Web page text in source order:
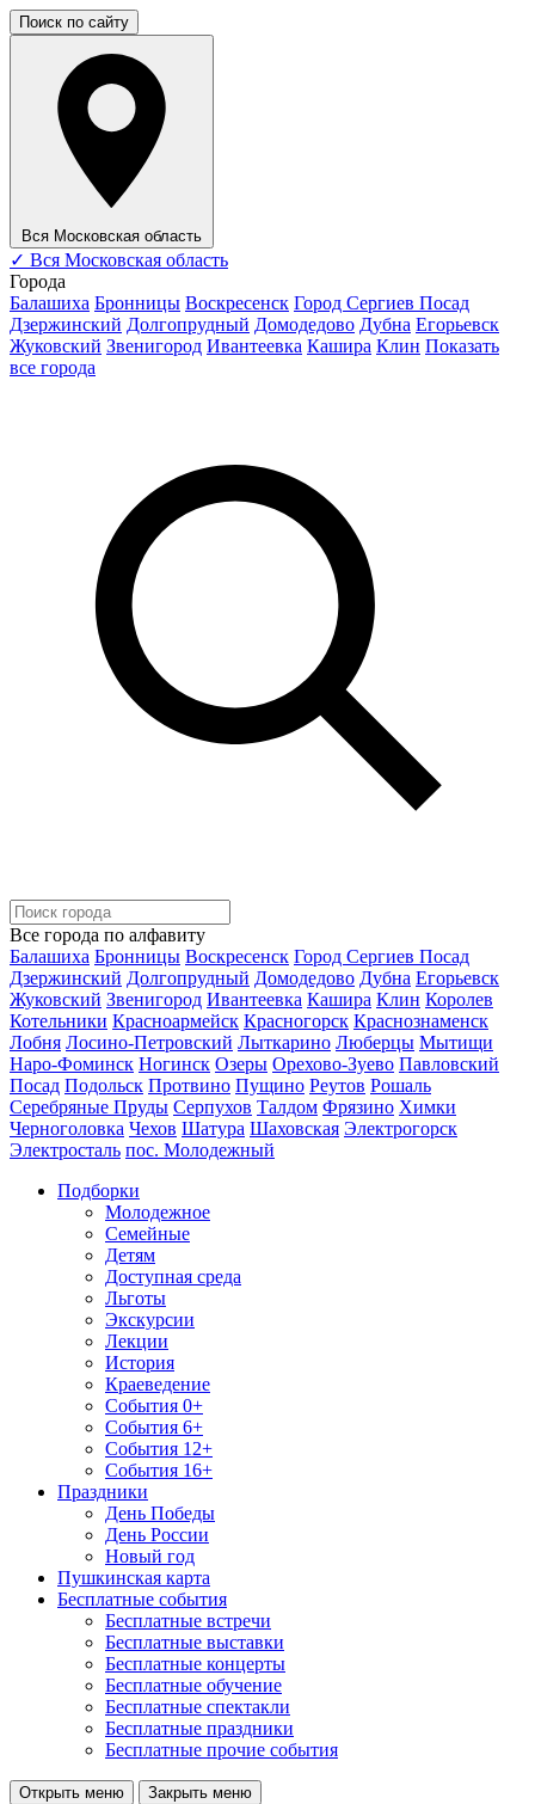
Поиск по сайту
Вся Московская область
✓ Вся Московская область
Города
Балашиха Бронницы Воскресенск Город Сергиев Посад
Дзержинский Долгопрудный Домодедово Дубна Егорьевск
Жуковский Звенигород Ивантеевка Кашира Клин Показать
все города
Все города по алфавиту
Балашиха Бронницы Воскресенск Город Сергиев Посад
Дзержинский Долгопрудный Домодедово Дубна Егорьевск
Жуковский Звенигород Ивантеевка Кашира Клин Королев
Котельники Красноармейск Красногорск Краснознаменск
Лобня Лосино-Петровский Лыткарино Люберцы Мытищи
Наро-Фоминск Ногинск Озеры Орехово-Зуево Павловский
Посад Подольск Протвино Пущино Реутов Рошаль
Серебряные Пруды Серпухов Талдом Фрязино Химки
Черноголовка Чехов Шатура Шаховская Электрогорск
Электросталь пос. Молодежный
Подборки
Молодежное
Семейные
Детям
Доступная среда
Льготы
Экскурсии
Лекции
История
Краеведение
События 0+
События 6+
События 12+
События 16+
Праздники
День Победы
День России
Новый год
Пушкинская карта
Бесплатные события
Бесплатные встречи
Бесплатные выставки
Бесплатные концерты
Бесплатные обучение
Бесплатные спектакли
Бесплатные праздники
Бесплатные прочие события
Открыть меню Закрыть меню